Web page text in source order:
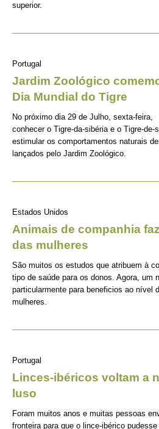
superior.
Portugal
Jardim Zoológico
Dia Mundial do Tigre
No próximo dia 29 de Julho, sexta-feira,
conhecer o Tigre-da-sibéria e o Tigre-de-
estimular os comportamentos naturais
lançados pelo Jardim Zoológico.
Estados Unidos
Animais de companhia
das mulheres
São muitos os estudos que atribuem à
tipo de saúde para os donos. Agora, um
particularmente para beneficios ao nível
mulheres.
Portugal
Linces-ibéricos voltam a
luso
Foram muitos anos e muitas pessoas
fronteira para que o lince-ibérico